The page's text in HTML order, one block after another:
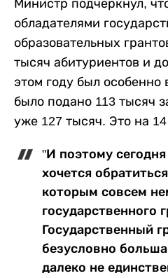
Министр подчеркнул,
обладателями
образовательных
тысяч абитуриентов и
этом году был особенно
было подано 113 тысяч
уже 127 тысяч. Это на
"И поэтому
хочется
которым совсем
государственного
Государственный
безусловно
далеко не